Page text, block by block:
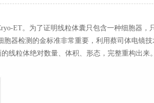
。为了证明线粒体囊只包含一种细胞器，
器检测的金标准非常重要，利用蔡司体电镜
线粒体绝对数量、体积、形态，完整重构出来。